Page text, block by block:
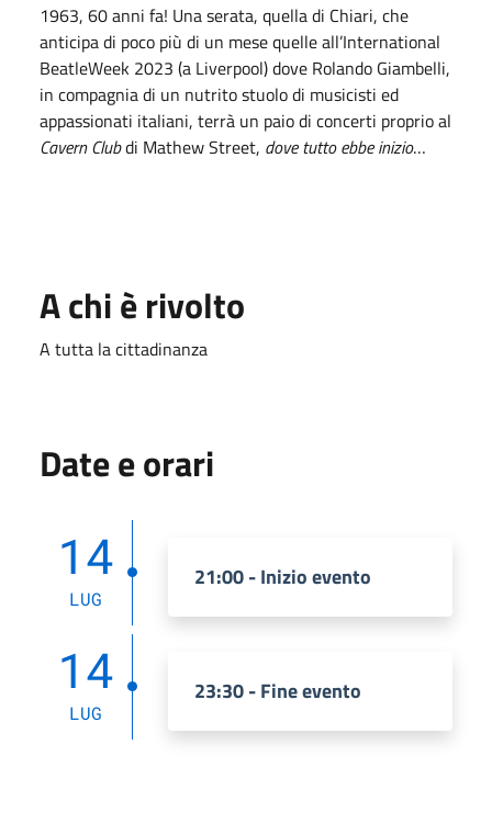
1963, 60 anni fa! Una serata, quella di Chiari, che
anticipa di poco più di un mese quelle all’International
BeatleWeek 2023 (a Liverpool) dove Rolando Giambelli,
in compagnia di un nutrito stuolo di musicisti ed
appassionati italiani, terrà un paio di concerti proprio al
Cavern Clubdi Mathew Street, dove tutto ebbe inizio…
A chi è rivolto
A tutta la cittadinanza
Date e orari
14
LUG
21:00 - Inizio evento
14
LUG
23:30 - Fine evento